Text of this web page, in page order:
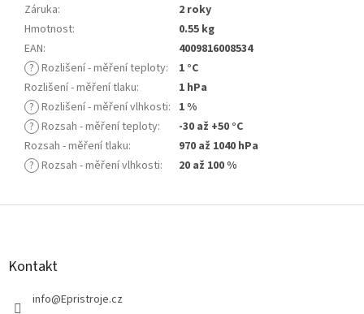
Záruka:
2 roky
Hmotnost:
0.55 kg
EAN:
4009816008534
? Rozlišení - měření teploty:
1 °C
Rozlišení - měření tlaku:
1 hPa
? Rozlišení - měření vlhkosti: 1 %
? Rozsah - měření teploty:
-30 až +50 °C
Rozsah - měření tlaku:
970 až 1040 hPa
? Rozsah - měření vlhkosti: 20 až 100 %
Z
Kontakt
info@Epristroje.cz